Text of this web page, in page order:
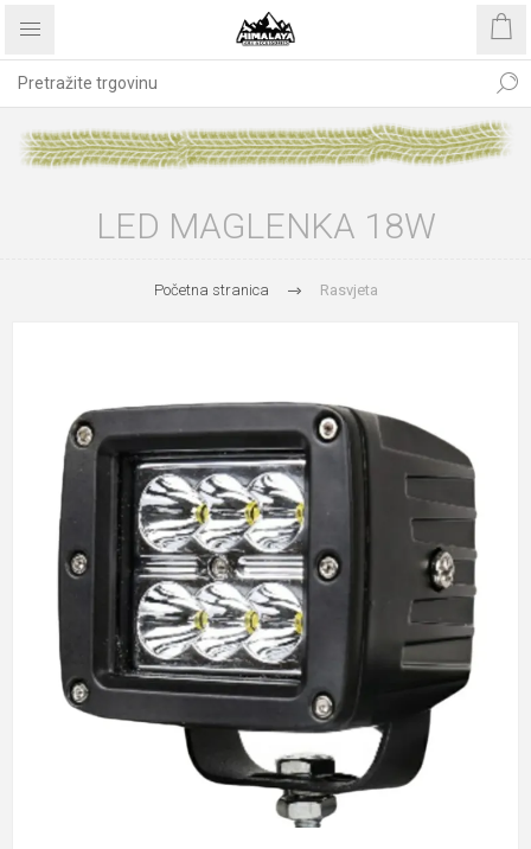
LED MAGLENKA 18W
Početna stranica Rasvjeta